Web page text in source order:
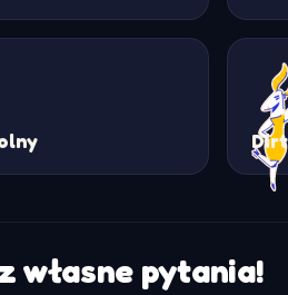
własne pytania!